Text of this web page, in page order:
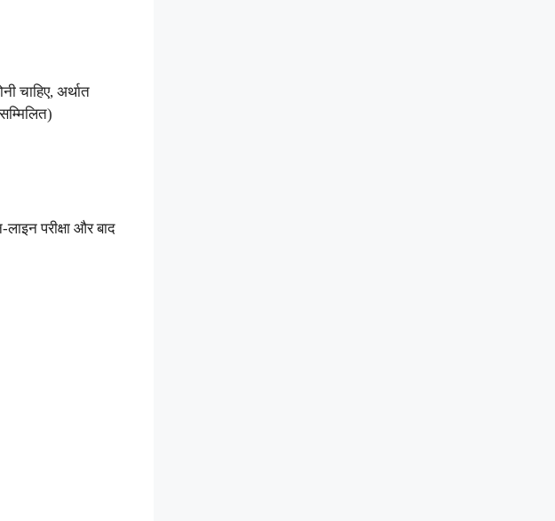
चाहिए, अर्थात
परीक्षा और बाद